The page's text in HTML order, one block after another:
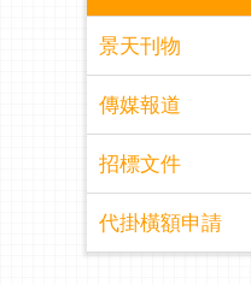
景天刊物
傳媒報道
招標文件
代掛橫額申請